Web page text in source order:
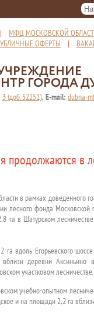
МФЦ МОСКОВСКОЙ
ОФЕРТЫ |
ГОРОДА
3 (доб. 52251), E-mail: dubna-
продолжаются в
в рамках доведенного
лесного фонда Московской
га в Шатурском
вдоль Егорьевского
деревни Аксиньино в
участковом лесничестве.
учебно-опытном
и на площади 2,2 га